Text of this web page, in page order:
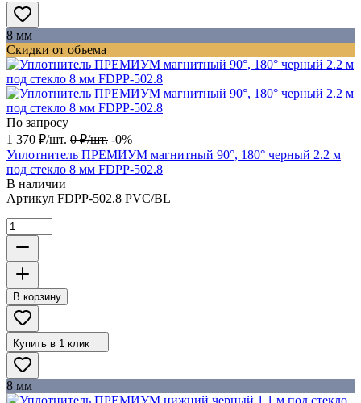
8 мм
Скидки от объема
По запросу
1 370 ₽/шт. 0 ₽/шт. -0%
Уплотнитель ПРЕМИУМ магнитный 90°, 180° черный 2.2 м
под стекло 8 мм FDPP-502.8
В наличии
Артикул FDPP-502.8 PVC/BL
В корзину
Купить в 1 клик
8 мм